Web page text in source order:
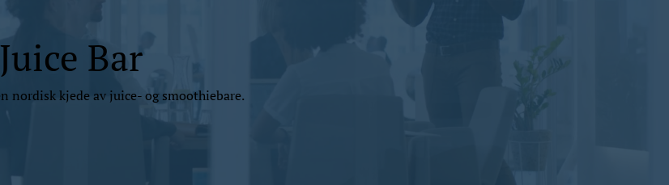
Bar
nordisk kjede av juice- og smoothiebare.